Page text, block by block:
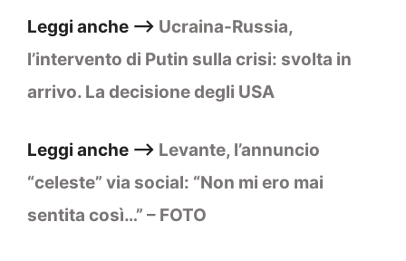
Leggi anche –> Ucraina-Russia,
l’intervento di Putin sulla crisi: svolta in
arrivo. La decisione degli USA
Leggi anche –> Levante, l’annuncio
“celeste” via social: “Non mi ero mai
sentita così…” – FOTO